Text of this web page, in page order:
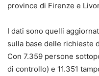
province di Firenze e
I dati sono quelli
sulla base delle richieste
Con 7.359 persone
di controllo) e 11.351